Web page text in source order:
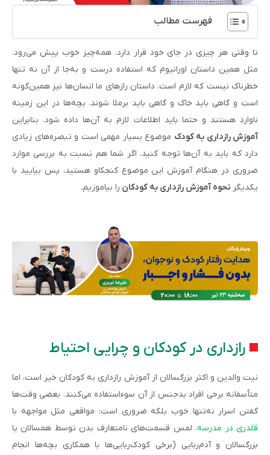
فهرست مطالب
تا وقتی هر چیزی در جای خود قرار دارد، همه‌چیز خوب پیش می‌رود.
مثل همین داستان اورانیوم که استفاده درست و به‌جا از آن نه تنها
خطرناک نیست که لازم است. داستان رازهای ما انسان‌ها نیز همین‌گونه
است و گاهی باید خاک‌ و گاهی باید برملا شوند. بچه‌ها در این زمینه
ناوارد هستند و حتما باید اطلاعات لازم به آن‌ها داده شود. بنابراین
آموزش رازداری به کودک موضوع بسیار مهمی است و تبصره‌های زیادی
دارد که باید به آن‌ها توجه کنید. اگر شما هم نسبت به بررسی موارد
ضروری در هنگام آموزش این موضوع کنجکاو هستید، پس بیایید با
یکدیگر نحوه آموزش رازداری به کودکان را بیاموزیم.
رازداری در کودکان و چرایی احتیاط
نیت والدین و اکثر بزرگسالان از آموزش رازداری به کودکان خیر است، اما
متأسفانه برخی افراد بدجنس از آن سوءاستفاده می‌کنند. بعضی وقت‌ها
گفتن اسرار نه‌تنها خوب بلکه ضروری است: مواقعی مثل مواجهه با
قلدری در مدرسه، لمس قسمت‌های نامتعارف بدن توسط همسالان یا
بزرگسالان و آدم‌ربایی (برخی کودک‌ربایی‌ها با همکاری بچه‌ها انجام